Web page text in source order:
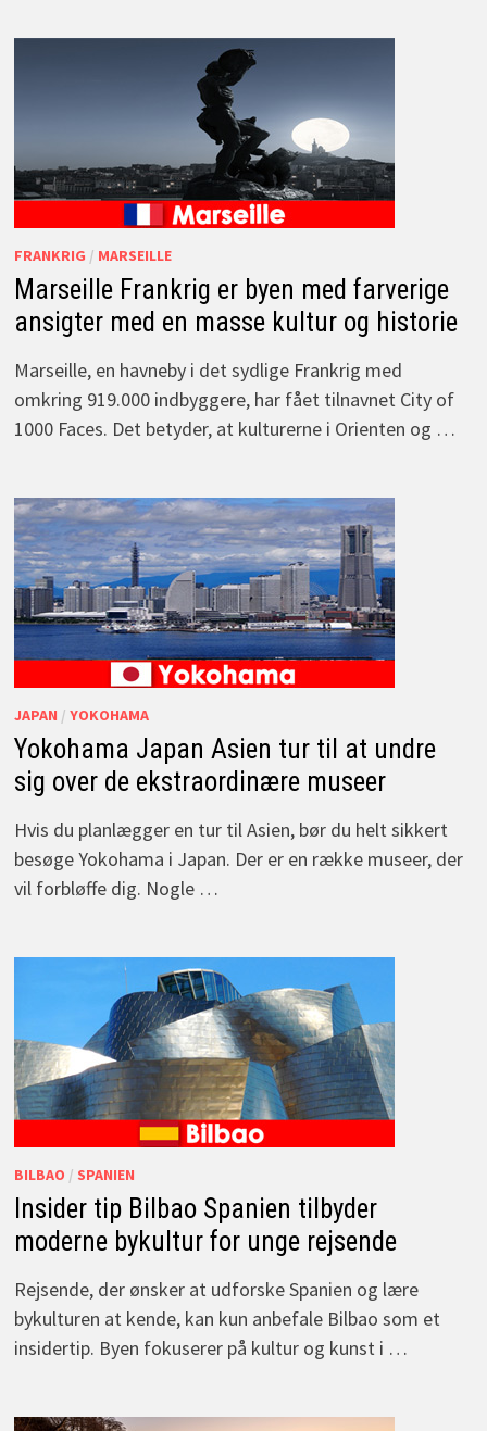
FRANKRIG / MARSEILLE
Marseille Frankrig er byen med farverige
ansigter med en masse kultur og historie
Marseille, en havneby i det sydlige Frankrig med
omkring 919.000 indbyggere, har fået tilnavnet City of
1000 Faces. Det betyder, at kulturerne i Orienten og …
JAPAN / YOKOHAMA
Yokohama Japan Asien tur til at undre
sig over de ekstraordinære museer
Hvis du planlægger en tur til Asien, bør du helt sikkert
besøge Yokohama i Japan. Der er en række museer, der
vil forbløffe dig. Nogle …
BILBAO / SPANIEN
Insider tip Bilbao Spanien tilbyder
moderne bykultur for unge rejsende
Rejsende, der ønsker at udforske Spanien og lære
bykulturen at kende, kan kun anbefale Bilbao som et
insidertip. Byen fokuserer på kultur og kunst i …